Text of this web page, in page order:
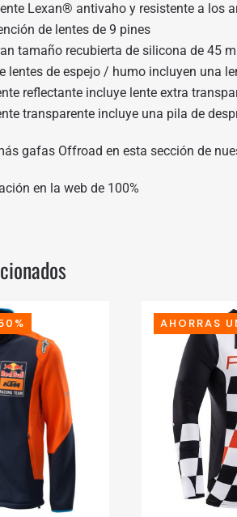
Lexan® antivaho y resistente a los
de lentes de 9 pines
tamaño recubierta de silicona de 45
lentes de espejo / humo incluyen una
reflectante incluye lente extra
transparente incluye una pila de
gafas Offroad en esta sección de
en la web de 100%
AHORRAS